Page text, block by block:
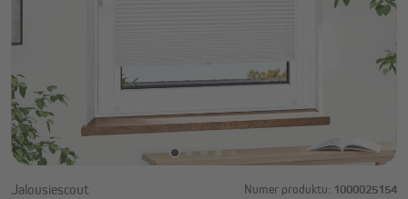
Jalousiescout Numer produktu: 1000025154